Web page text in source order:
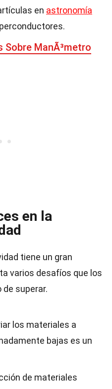
en astronomía
Sobre ManÃ³metro
en la
tiene un gran
varios desafíos que los
superar.
los materiales a
bajas es un
de materiales